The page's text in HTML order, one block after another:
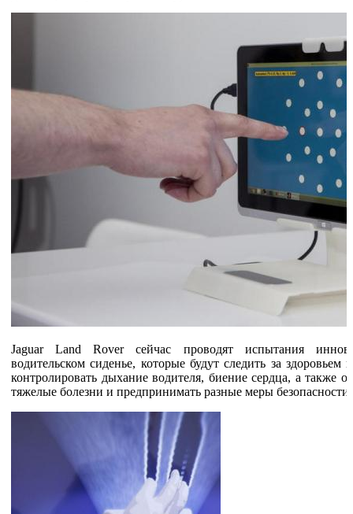
Jaguar Land Rover сейчас проводят испытания
водительском сиденье, которые будут следить за здоровьем
контролировать дыхание водителя, биение сердца, а также
тяжелые болезни и предпринимать разные меры безопасности.